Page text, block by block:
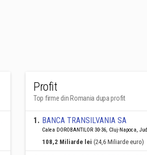
Profit
Top firme din Romania dupa profit
1. BANCA TRANSILVANIA SA
Calea DOROBANTILOR 30-36, Cluj-Napoca,
108,2 Miliarde lei (24,6 Miliarde euro)